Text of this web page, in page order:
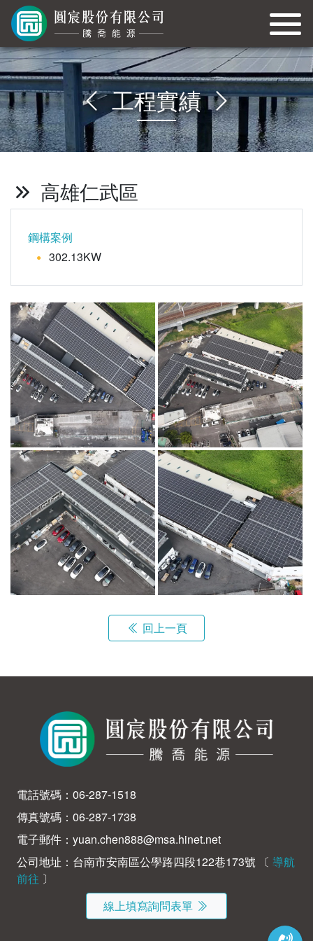
工程實績
高雄仁武區
鋼構案例
● 302.13KW
回上一頁
電話號碼： 06-287-1518
傳真號碼：06-287-1738
電子郵件： yuan.chen888@msa.hinet.net
公司地址：台南市安南區公學路四段122巷173號 〔 導航
前往 〕
線上填寫詢問表單